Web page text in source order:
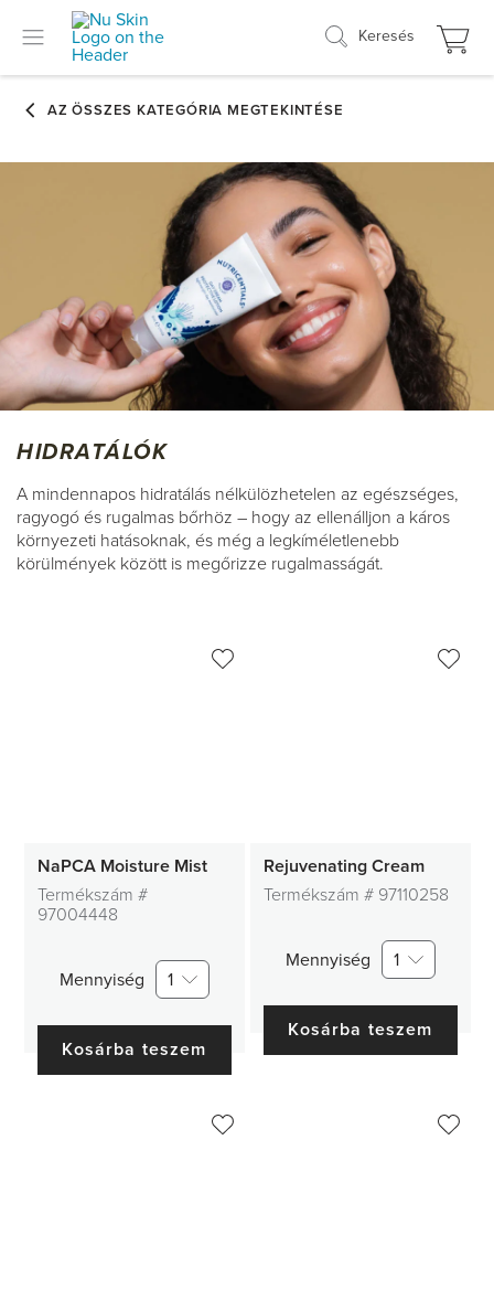
Keresés
HIDRATÁLÓK
A mindennapos hidratálás nélkülözhetelen az egészséges,
ragyogó és rugalmas bőrhöz – hogy az ellenálljon a káros
környezeti hatásoknak, és még a legkíméletlenebb
körülmények között is megőrizze rugalmasságát.
NaPCA Moisture Mist
Termékszám #
97004448
Mennyiség 1
Kosárba teszem
Rejuvenating Cream
Termékszám # 97110258
Mennyiség 1
Kosárba teszem